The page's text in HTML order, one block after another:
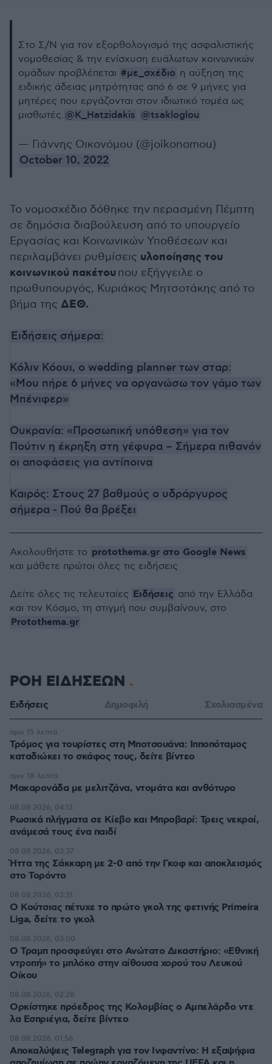
Στο Σ/Ν για τον εξορθολογισμό της ασφαλιστικής
νομοθεσίας & την ενίσχυση ευάλωτων κοινωνικών
ομάδων προβλέπεται #με_σχέδιο η αύξηση της
ειδικής άδειας μητρότητας από 6 σε 9 μήνες για
μητέρες που εργάζονται στον ιδιωτικό τομέα ως
μισθωτές. @K_Hatzidakis @tsakloglou
— Γιάννης Οικονόμου (@joikonomou)
October 10, 2022
Το νομοσχέδιο δόθηκε την περασμένη Πέμπτη
σε δημόσια διαβούλευση από το υπουργείο
Εργασίας και Κοινωνικών Υποθέσεων και
περιλαμβάνει ρυθμίσεις υλοποίησης του
κοινωνικού πακέτουπου εξήγγειλε ο
πρωθυπουργός, Κυριάκος Μητσοτάκης από το
βήμα της ΔΕΘ.
Ειδήσεις σήμερα:
Κόλιν Κόουι, ο wedding planner των σταρ:
«Μου πήρε 6 μήνες να οργανώσω τον γάμο των
Mπένιφερ»
Ουκρανία: «Προσωπική υπόθεση» για τον
Πούτιν η έκρηξη στη γέφυρα – Σήμερα πιθανόν
οι αποφάσεις για αντίποινα
Καιρός: Στους 27 βαθμούς ο υδράργυρος
σήμερα - Πού θα βρέξει
Ακολουθήστε το protothema.gr στο Google News
και μάθετε πρώτοι όλες τις ειδήσεις
Δείτε όλες τις τελευταίες Ειδήσεις από την Ελλάδα
και τον Κόσμο, τη στιγμή που συμβαίνουν, στο
Protothema.gr
ΡΟΗ ΕΙΔΗΣΕΩΝ
Ειδήσεις Δημοφιλή Σχολιασμένα
Τρόμος για τουρίστες στη Μποτσουάνα: Ιπποπόταμος
καταδιώκει το σκάφος τους, δείτε βίντεο
πριν 15 λεπτά
Μακαρονάδα με μελιτζάνα, ντομάτα και ανθότυρο
πριν 18 λεπτά
Ρωσικά πλήγματα σε Κίεβο και Μπροβαρί: Τρεις νεκροί,
ανάμεσά τους ένα παιδί
08.08.2026, 04:13
Ήττα της Σάκκαρη με 2-0 από την Γκοφ και αποκλεισμός
στο Τορόντο
08.08.2026, 03:37
Ο Κούτσιας πέτυχε το πρώτο γκολ της φετινής Primeira
Liga, δείτε το γκολ
08.08.2026, 03:31
Ο Τραμπ προσφεύγει στο Ανώτατο Δικαστήριο: «Εθνική
ντροπή» το μπλόκο στην αίθουσα χορού του Λευκού
Οίκου
08.08.2026, 03:00
Ορκίστηκε πρόεδρος της Κολομβίας ο Αμπελάρδο ντε
λα Εσπριέγια, δείτε βίντεο
08.08.2026, 02:28
Αποκαλύψεις Telegraph για τον Ινφαντίνο: Η εξαψήφια
08.08.2026, 01:56